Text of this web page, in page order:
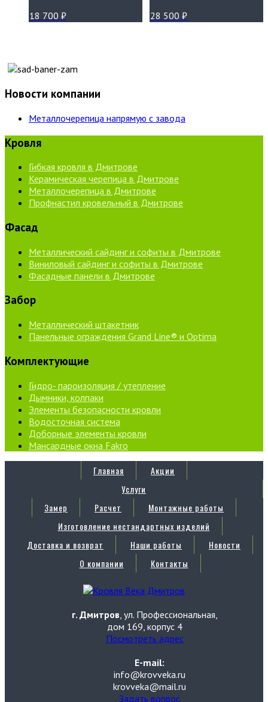
18 700 ₽ 28 500 ₽
Новости компании
Металлочерепица напрямую с завода
Кровля
Гибкая кровля в Дмитрове
Керамическая черепица в Дмитрове
Металлочерепица в Дмитрове
Профнастил кровельный в Дмитрове
Фасад
Металлический сайдинг и софиты в Дмитрове
Виниловый сайдинг и софиты в Дмитрове
Фасадные панели в Дмитрове
Забор
Металлический штакетник
Панельные ограждения Grand Line® и Optima
Комплектующие
Гидро- пароизоляция / утепление
Дымники, колпаки
Элементы безопасности кровли
Водосточная система
Доборные элементы кровли
Мансардные окна Fakro
Главная
Акции
Услуги
Замер
Расчет
Монтажные работы
Изготовление нестандартных изделий
Доставка и возврат
Наши работы
Новости
О компании
Контакты
г. Дмитров , ул. Профессиональная,
дом 169, корпус 4
Посмотреть адрес
E-mail:
info@krovveka.ru
krovveka@mail.ru
Задать вопрос